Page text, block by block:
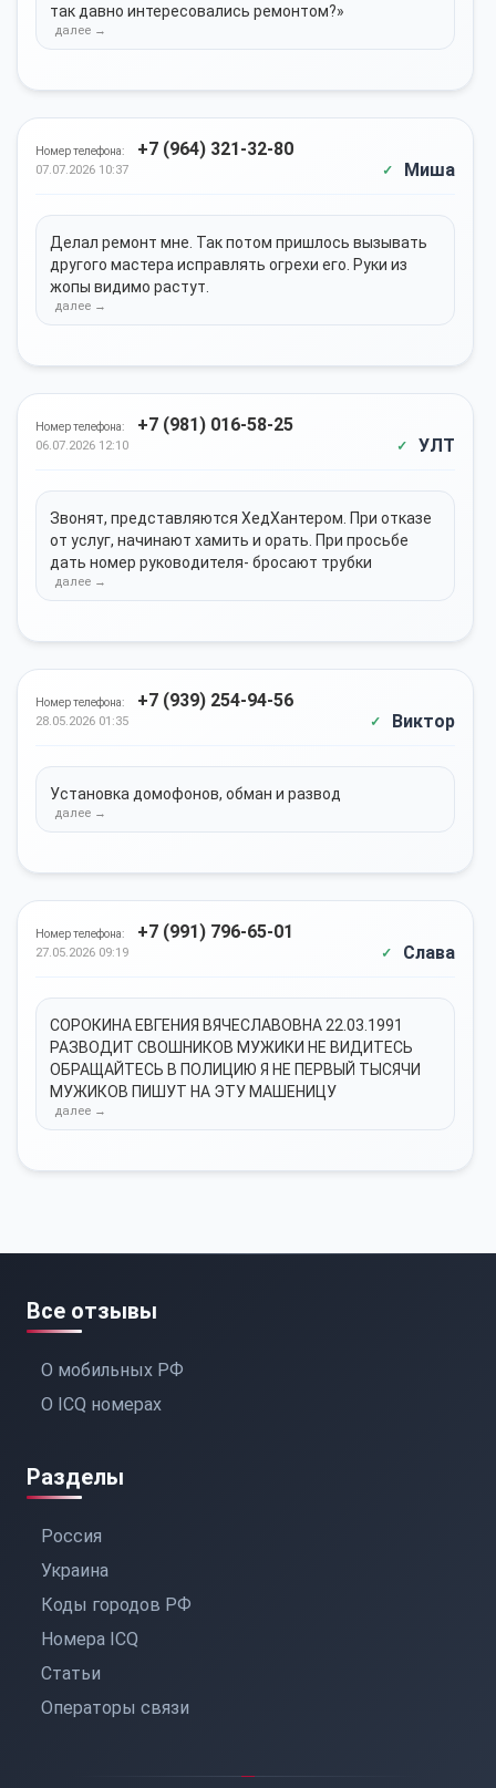
так давно интересовались ремонтом?»
Номер телефона: +7 (964) 321-32-80
07.07.2026 10:37 Миша
Делал ремонт мне. Так потом пришлось вызывать
другого мастера исправлять огрехи его. Руки из
жопы видимо растут.
Номер телефона: +7 (981) 016-58-25
06.07.2026 12:10 УЛТ
Звонят, представляются ХедХантером. При отказе
от услуг, начинают хамить и орать. При просьбе
дать номер руководителя- бросают трубки
Номер телефона: +7 (939) 254-94-56
28.05.2026 01:35 Виктор
Установка домофонов, обман и развод
Номер телефона: +7 (991) 796-65-01
27.05.2026 09:19 Слава
СОРОКИНА ЕВГЕНИЯ ВЯЧЕСЛАВОВНА 22.03.1991
РАЗВОДИТ СВОШНИКОВ МУЖИКИ НЕ ВИДИТЕСЬ
ОБРАЩАЙТЕСЬ В ПОЛИЦИЮ Я НЕ ПЕРВЫЙ ТЫСЯЧИ
МУЖИКОВ ПИШУТ НА ЭТУ МАШЕНИЦУ
Все отзывы
О мобильных РФ
О ICQ номерах
Разделы
Россия
Украина
Коды городов РФ
Номера ICQ
Статьи
Операторы связи